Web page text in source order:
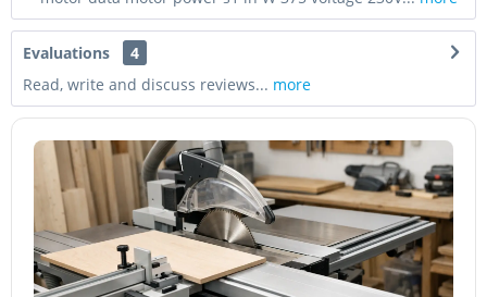
Evaluations
4
Read, write and discuss reviews... more